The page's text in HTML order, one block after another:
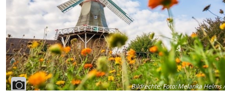
Bildrechte:Foto: Melanka Helms /